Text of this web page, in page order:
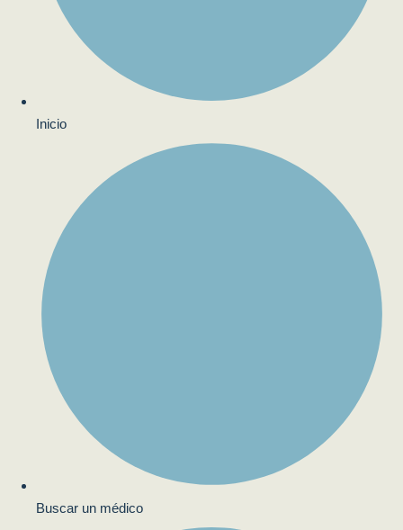
Inicio
Buscar un médico